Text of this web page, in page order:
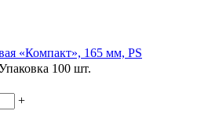
«Компакт», 165 мм, PS
100 шт.
+